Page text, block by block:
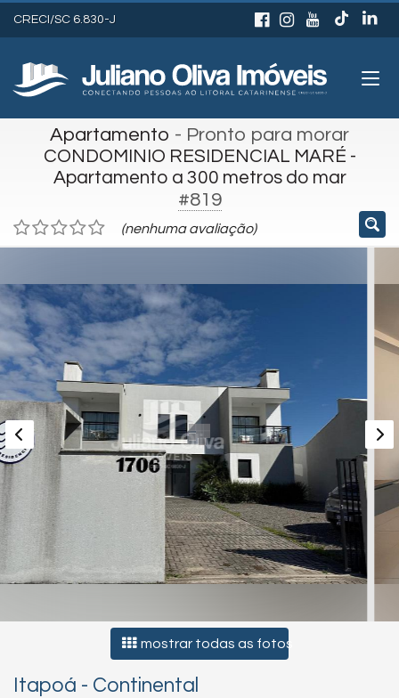
CRECI/SC 6.830-J
Apartamento - Pronto para morar
CONDOMINIO RESIDENCIAL MARÉ -
Apartamento a 300 metros do mar
#819
(nenhuma avaliação)
mostrar todas as fotos
Itapoá - Continental